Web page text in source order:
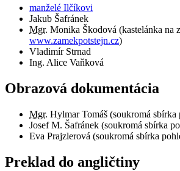
manželé Ilčíkovi
Jakub Šafránek
Mgr. Monika Škodová (kastelánka na
www.zamekpotstejn.cz)
Vladimír Strnad
Ing. Alice Vaňková
Obrazová dokumentácia
Mgr. Hylmar Tomáš (soukromá sbírka
Josef M. Šafránek (soukromá sbírka
Eva Prajzlerová (soukromá sbírka
Preklad do angličtiny